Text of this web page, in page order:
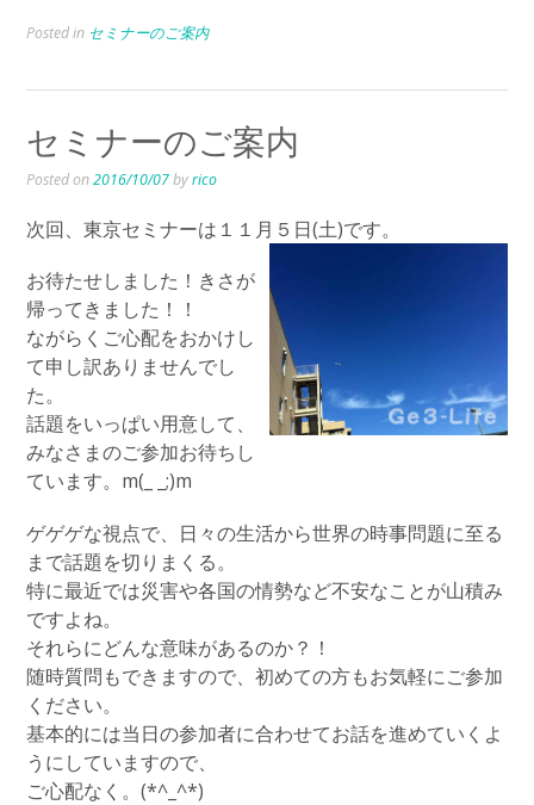
Posted in セミナーのご案内
セミナーのご案内
Posted on2016/10/07byrico
次回、東京セミナーは１１月５日(土)です。
お待たせしました！きさが
帰ってきました！！
ながらくご心配をおかけし
て申し訳ありませんでし
た。
話題をいっぱい用意して、
みなさまのご参加お待ちし
ています。m(_ _;)m
ゲゲゲな視点で、日々の生活から世界の時事問題に至る
まで話題を切りまくる。
特に最近では災害や各国の情勢など不安なことが山積み
ですよね。
それらにどんな意味があるのか？！
随時質問もできますので、初めての方もお気軽にご参加
ください。
基本的には当日の参加者に合わせてお話を進めていくよ
うにしていますので、
ご心配なく。(*^_^*)